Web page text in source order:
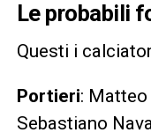
Le probabili
Questi i
Portieri:
Sebastiano